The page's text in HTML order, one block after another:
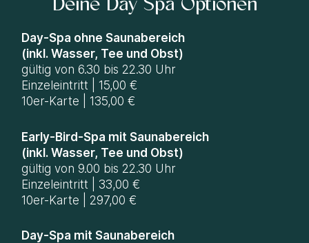
Day-Spa ohne Saunabereich
(inkl. Wasser, Tee und Obst)
gültig von 6.30 bis 22.30 Uhr
Einzeleintritt | 15,00 €
10er-Karte | 135,00 €
Early-Bird-Spa mit Saunabereich
(inkl. Wasser, Tee und Obst)
gültig von 9.00 bis 22.30 Uhr
Einzeleintritt | 33,00 €
10er-Karte | 297,00 €
Day-Spa mit Saunabereich